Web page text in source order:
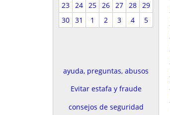
23 24 25 26 27 28 29
30 31 1 2 3 4 5
ayuda, preguntas, abusos
Evitar estafa y fraude
consejos de seguridad